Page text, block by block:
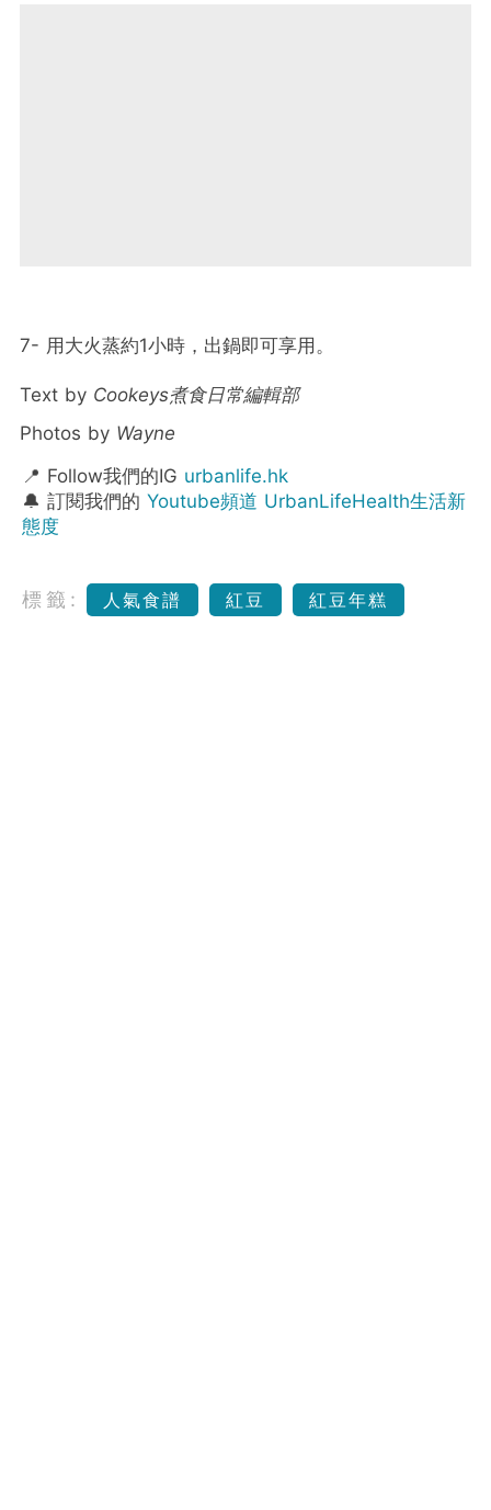
7- 用大火蒸約1小時，出鍋即可享用。
Text by Cookeys煮食日常編輯部
Photos by Wayne
📍 Follow我們的IG urbanlife.hk
🔔 訂閱我們的 Youtube頻道 UrbanLifeHealth生活新
態度
標籤: 人氣食譜 紅豆 紅豆年糕